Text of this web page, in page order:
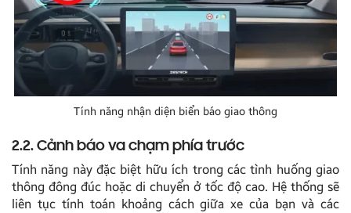
Tính năng nhận diện biển báo giao thông
2.2. Cảnh báo va chạm phía trước
Tính năng này đặc biệt hữu ích trong các tình huống giao
thông đông đúc hoặc di chuyển ở tốc độ cao. Hệ thống sẽ
liên tục tính toán khoảng cách giữa xe của bạn và các